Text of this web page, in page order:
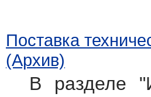
Поставка
(Архив)
В разделе